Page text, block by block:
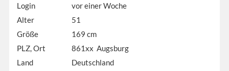
Login
vor einer Woche
Alter
51
Größe
169 cm
PLZ, Ort
861xx Augsburg
Land
Deutschland